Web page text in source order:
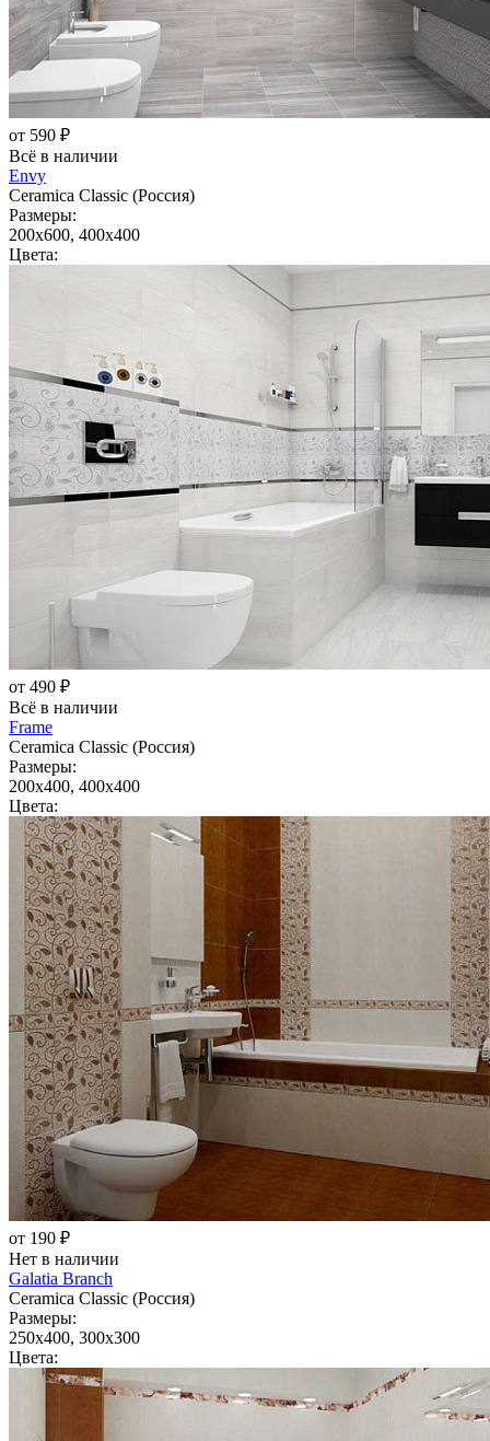
от 590 ₽
Всё в наличии
Envy
Ceramica Classic (Россия)
Размеры:
200x600, 400x400
Цвета:
от 490 ₽
Всё в наличии
Frame
Ceramica Classic (Россия)
Размеры:
200x400, 400x400
Цвета:
от 190 ₽
Нет в наличии
Galatia Branch
Ceramica Classic (Россия)
Размеры:
250x400, 300x300
Цвета: